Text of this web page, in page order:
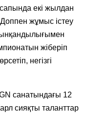
екі жылдан
Доппен жұмыс істеу
жіберіп
негізгі
санатындағы 12
сияқты таланттар